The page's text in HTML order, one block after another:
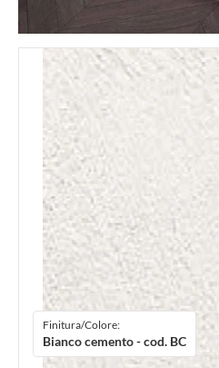
Finitura/Colore:
Bianco cemento - cod. BC